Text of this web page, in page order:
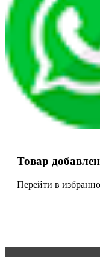
Товар
Перейти в